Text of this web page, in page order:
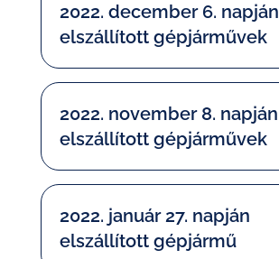
2022. december 6. napján
elszállított gépjárművek
2022. november 8. napján
elszállított gépjárművek
2022. január 27. napján
elszállított gépjármű